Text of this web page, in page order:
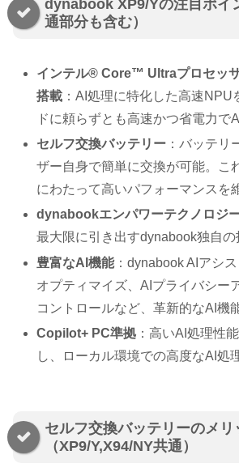
dynabook XP9/Yの注目ポイ
通部分も含む）
インテル® Core™ Ultraプロセッサ
搭載 ：AI処理に特化した高速NPU
ドに頼らずとも高速かつ省電力で
セルフ交換バッテリー ：バッテリ
ザー自身で簡単に交換が可能。こ
にわたって高いパフォーマンスを
dynabookエンパワーテクノロジ
最大限に引き出すdynabook独自の
豊富なAI機能：dynabook AIアシ
オプティマイズ、AIプライバシー
コントロールなど、革新的なAI機
Copilot+ PC準拠 ：高いAI処理性
し、ローカル環境での高度なAI処
セルフ交換バッテリーのメリ
（XP9/Y,X94/NY共通）